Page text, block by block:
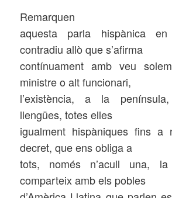
Remarquen
aquesta parla hispànica
contradiu allò que s’afirma
contínuament amb veu
ministre o alt funcionari,
l’existència, a la
llengües, totes elles
igualment hispàniques fins a
decret, que ens obliga a
tots, només n’acull una,
comparteix amb els pobles